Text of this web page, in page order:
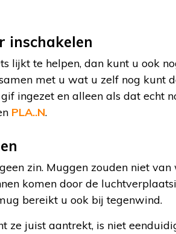
inschakelen
lijkt te helpen, dan kunt u ook
met u wat u zelf nog kunt
ingezet en alleen als dat echt
PLA..N.
zin. Muggen zouden niet
komen door de
bereikt u ook bij tegenwind.
ze juist aantrekt, is niet